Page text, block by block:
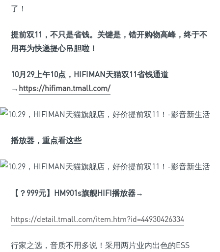
了！
提前双11 ，不只是省钱。关键是，错开购物高峰，终于不
用再为快递提心吊胆啦！
10月29 上午10点，HIFIMAN天猫双11省钱通道
→ https://hifiman.tmall.com/
播放器，重点看这些
【？999元】HM901s旗舰HIFI播放器→
https://detail.tmall.com/item.htm?id=44930426334
行家之选，音质不用多说！采用两片业内出色的ESS